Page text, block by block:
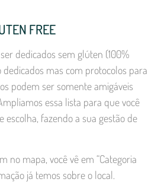
FREE
dedicados sem glúten (100%
mas com protocolos para
podem ser somente amigáveis
essa lista para que você
escolha, fazendo a sua gestão de
no mapa, você vê em “Categoria
já temos sobre o local.